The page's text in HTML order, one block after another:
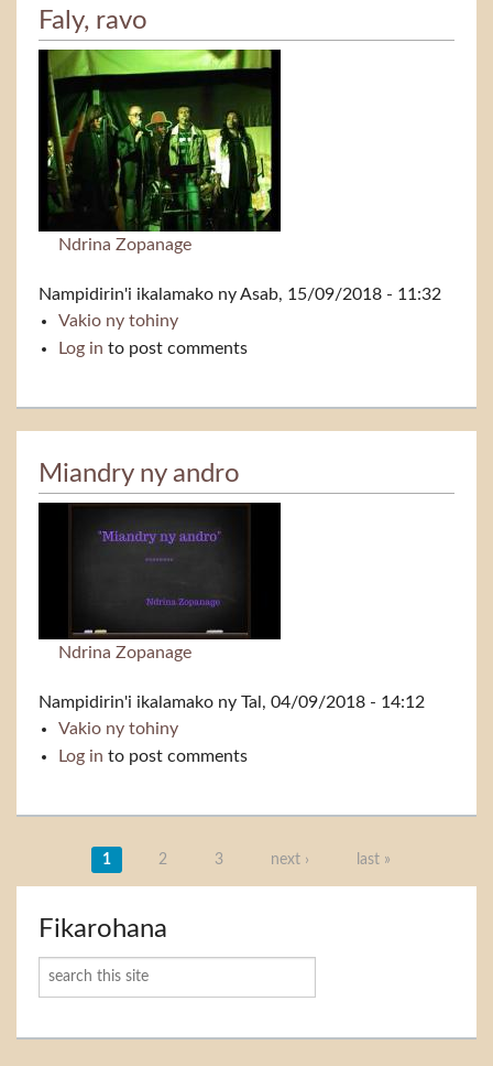
Faly, ravo
Ndrina Zopanage
Nampidirin'i ikalamako ny Asab, 15/09/2018 - 11:32
Vakio ny tohinyFaly, ravo
Log in to post comments
Miandry ny andro
Ndrina Zopanage
Nampidirin'i ikalamako ny Tal, 04/09/2018 - 14:12
Vakio ny tohinyMiandry ny andro
Log in to post comments
Takelaka
1 2 3 next › last »
Fikarohana
Karoka